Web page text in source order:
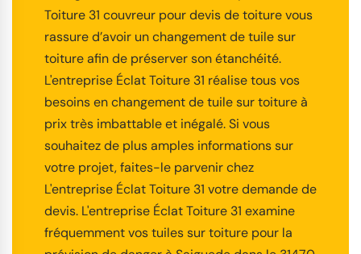
Toiture 31 couvreur pour devis de toiture vous
rassure d’avoir un changement de tuile sur
toiture afin de préserver son étanchéité.
L'entreprise Éclat Toiture 31 réalise tous vos
besoins en changement de tuile sur toiture à
prix très imbattable et inégalé. Si vous
souhaitez de plus amples informations sur
votre projet, faites-le parvenir chez
L'entreprise Éclat Toiture 31 votre demande de
devis. L'entreprise Éclat Toiture 31 examine
fréquemment vos tuiles sur toiture pour la